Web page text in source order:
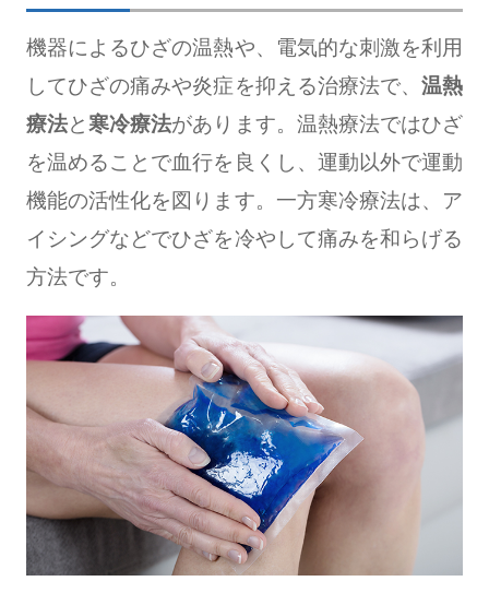
機器によるひざの温熱や、電気的な刺激を利用
してひざの痛みや炎症を抑える治療法で、温熱
療法と寒冷療法があります。温熱療法ではひざ
を温めることで血行を良くし、運動以外で運動
機能の活性化を図ります。一方寒冷療法は、ア
イシングなどでひざを冷やして痛みを和らげる
方法です。